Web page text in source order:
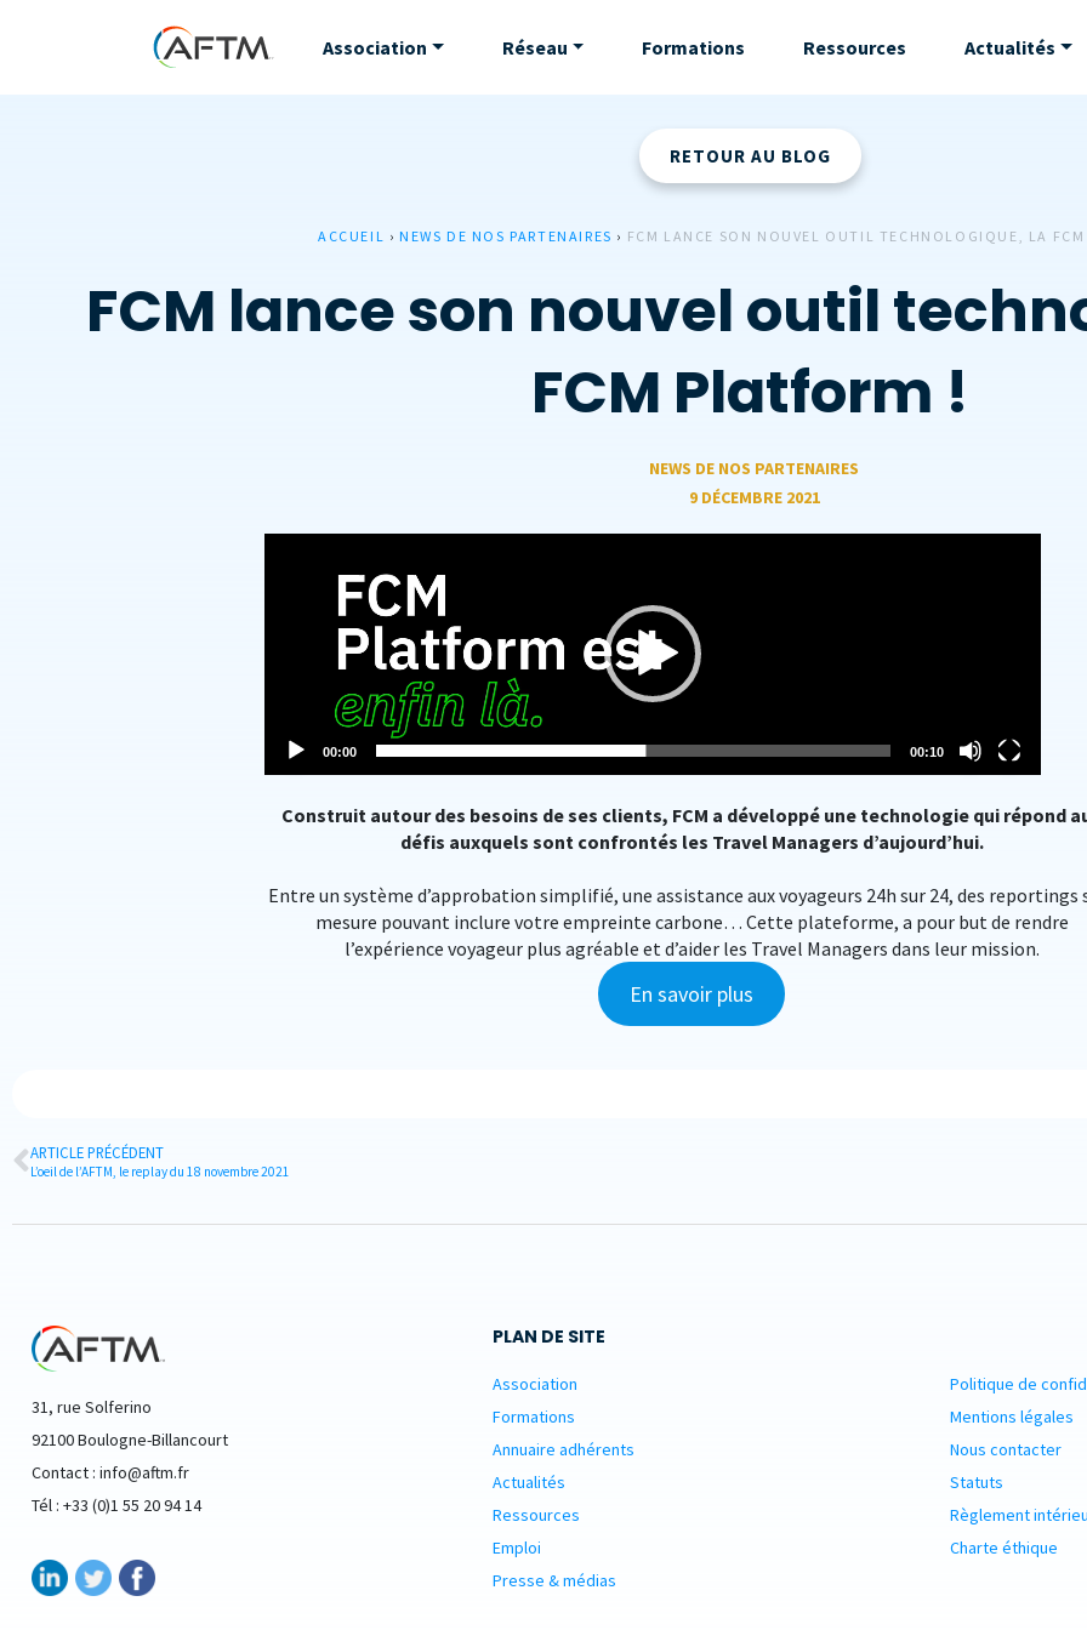
Association Réseau Formations Ressources Actualités
RETOUR AU BLOG
ACCUEIL › NEWS DE NOS PARTENAIRES › FCM LANCE SON NOUVEL OUTIL TECHNOLOGIQUE, LA FCM
FCM lance son nouvel outil
FCM Platform !
NEWS DE NOS PARTENAIRES
9 DÉCEMBRE 2021
00:00 00:10
Construit autour des besoins de ses clients, FCM a développé une technologie qui répond
défis auxquels sont confrontés les Travel Managers d’aujourd’hui.
Entre un système d’approbation simplifié, une assistance aux voyageurs 24h sur 24, des reportings
mesure pouvant inclure votre empreinte carbone… Cette plateforme, a pour but de rendre
l’expérience voyageur plus agréable et d’aider les Travel Managers dans leur mission.
En savoir plus
ARTICLE PRÉCÉDENT
L’oeil de l’AFTM, le replay du 18 novembre 2021
31, rue Solferino
92100 Boulogne-Billancourt
Contact : info@aftm.fr
Tél : +33 (0)1 55 20 94 14
PLAN DE SITE
Association
Formations
Annuaire adhérents
Actualités
Ressources
Emploi
Presse & médias
Politique de
Mentions légales
Nous contacter
Statuts
Règlement
Charte éthique